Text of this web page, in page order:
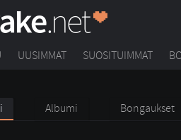
UUSIMMAT SUOSITUIMMAT
Albumi Bongaukset